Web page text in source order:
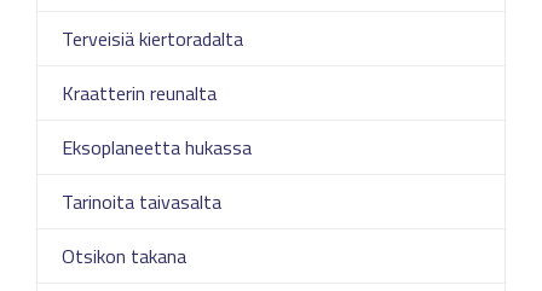
Terveisiä kiertoradalta
Kraatterin reunalta
Eksoplaneetta hukassa
Tarinoita taivasalta
Otsikon takana